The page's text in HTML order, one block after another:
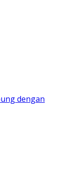
dengan